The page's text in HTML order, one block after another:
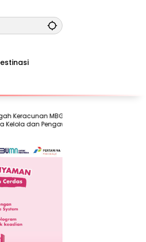
MBG, BGN Perkuat
dan Pengawasan Dapur